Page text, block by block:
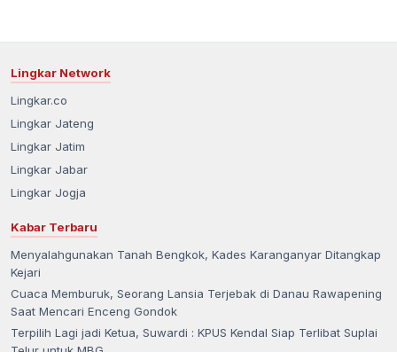
Lingkar Network
Lingkar.co
Lingkar Jateng
Lingkar Jatim
Lingkar Jabar
Lingkar Jogja
Kabar Terbaru
Menyalahgunakan Tanah Bengkok, Kades Karanganyar Ditangkap
Kejari
Cuaca Memburuk, Seorang Lansia Terjebak di Danau Rawapening
Saat Mencari Enceng Gondok
Terpilih Lagi jadi Ketua, Suwardi : KPUS Kendal Siap Terlibat Suplai